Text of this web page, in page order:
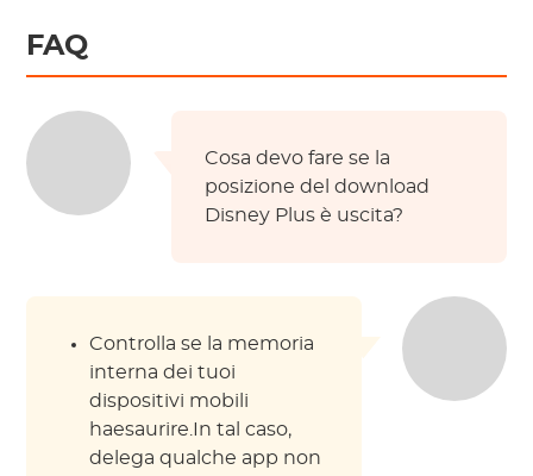
FAQ
Cosa devo fare se la
posizione del download
Disney Plus è uscita?
Controlla se la memoria
interna dei tuoi
dispositivi mobili
haesaurire.In tal caso,
delega qualche app non